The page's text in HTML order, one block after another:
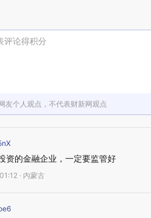
评论得积分
友个人观点，不代表财新网观点
资的金融企业，一定要监管好
· 内蒙古